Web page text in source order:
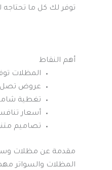
توفر لك كل ما تحتاجه
أهم النقاط
المظلات توفر حماية
عروض تصل إلى 50% على
تغطية
أسعار
تصاميم
مقدمة عن مظلات
المظلات والسواتر